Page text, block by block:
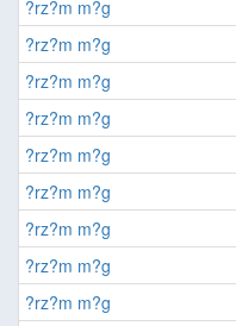
?rz?m m?g
?rz?m m?g
?rz?m m?g
?rz?m m?g
?rz?m m?g
?rz?m m?g
?rz?m m?g
?rz?m m?g
?rz?m m?g